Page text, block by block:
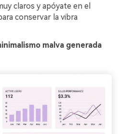
claros y apóyate en el
conservar la vibra
malva generada